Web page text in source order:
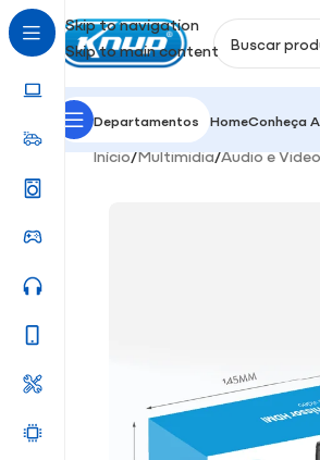
Skip to navigation
Skip to main content
Departamentos HomeConheça
Início/Multimidia/Áudio e Video